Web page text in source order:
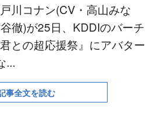
川コナン(CV・高山みな
徹)が25日、KDDIのバーチ
との超応援祭』にアバター
...
事全文を読む